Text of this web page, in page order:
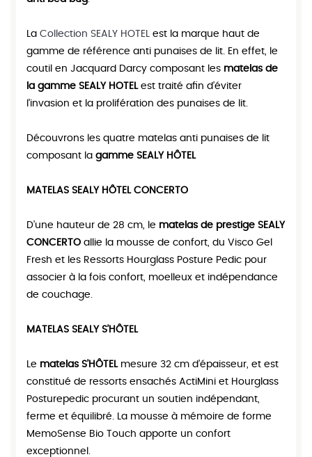
La Collection SEALY HOTEL est la marque haut de
gamme de référence anti punaises de lit. En effet, le
coutil en Jacquard Darcy composant les matelas de
la gamme SEALY HOTELest traité afin d’éviter
l’invasion et la prolifération des punaises de lit.
Découvrons les quatre matelas anti punaises de lit
composant la gamme SEALY HÔTEL
MATELAS SEALY HÔTEL CONCERTO
D’une hauteur de 28 cm, le matelas de prestige SEALY
CONCERTO allie la mousse de confort, du Visco Gel
Fresh et les Ressorts Hourglass Posture Pedic pour
associer à la fois confort, moelleux et indépendance
de couchage.
MATELAS SEALY S’HÔTEL
Le matelas S’HÔTELmesure 32 cm d’épaisseur, et est
constitué de ressorts ensachés ActiMini et Hourglass
Posturepedic procurant un soutien indépendant,
ferme et équilibré. La mousse à mémoire de forme
MemoSense Bio Touch apporte un confort
exceptionnel.